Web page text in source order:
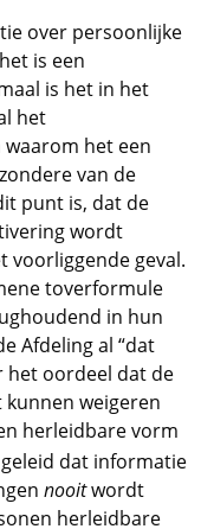
over persoonlijke
is een
is het in het
het
het een
van de
punt is, dat de
wordt
voorliggende geval.
toverformule
in hun
Afdeling al “dat
het oordeel dat de
weigeren
herleidbare vorm
dat informatie
nooitwordt
herleidbare